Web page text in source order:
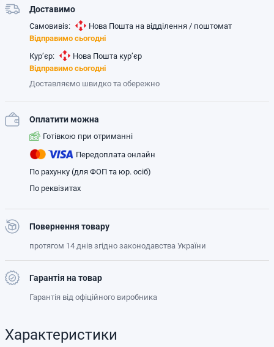
Доставимо
Самовивіз:
Нова Пошта на відділення / поштомат
Відправимо сьогодні
Кур’єр:
Нова Пошта кур’єр
Відправимо сьогодні
Доставляємо швидко та обережно
Оплатити можна
Готівкою при отриманні
Передоплата онлайн
По рахунку (для ФОП та юр. осіб)
По реквізитах
Повернення товару
протягом 14 днів згідно законодавства України
Гарантія на товар
Гарантія від офіційного виробника
Характеристики